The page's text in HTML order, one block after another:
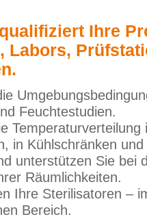
Ihre
Labors,
Feuchtestudien.
Temperaturverteilung
in Kühlschränken
unterstützen Sie bei
Räumlichkeiten.
Ihre Sterilisatoren –
Bereich.